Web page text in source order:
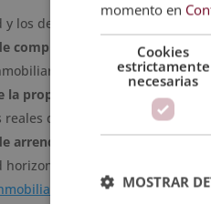
y los derechos reales limitados
compraventa.
registral.
la propiedad.
reales de garantía: la
hipoteca.
arrendamiento.
momento en
Cookies
estrictamente
necesarias
MOSTRAR